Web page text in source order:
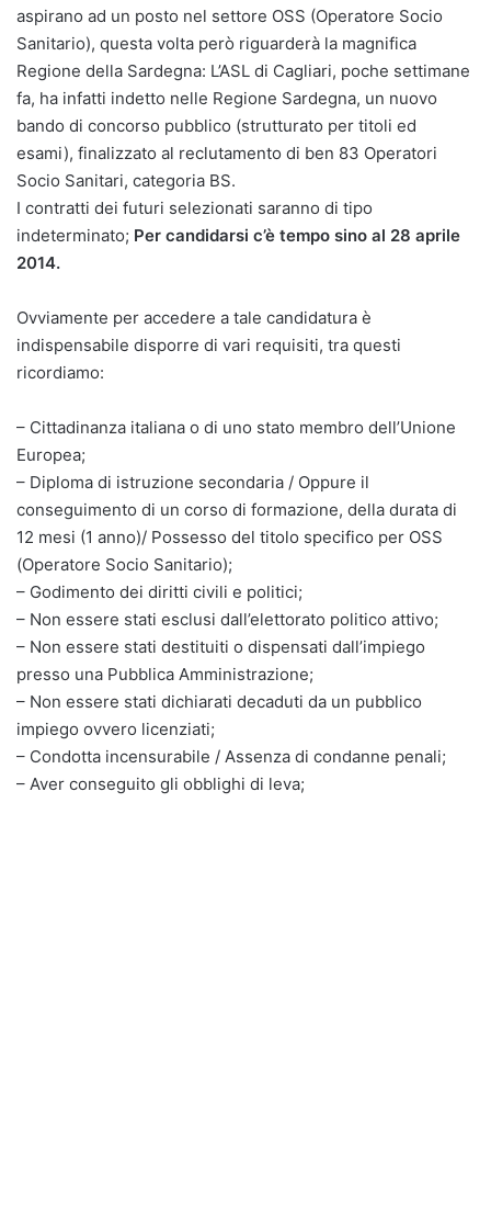
aspirano ad un posto nel settore OSS (Operatore Socio
Sanitario), questa volta però riguarderà la magnifica
Regione della Sardegna: L’ASL di Cagliari, poche settimane
fa, ha infatti indetto nelle Regione Sardegna, un nuovo
bando di concorso pubblico (strutturato per titoli ed
esami), finalizzato al reclutamento di ben 83 Operatori
Socio Sanitari, categoria BS.
I contratti dei futuri selezionati saranno di tipo
indeterminato; Per candidarsi c’è tempo sino al 28 aprile
2014.
Ovviamente per accedere a tale candidatura è
indispensabile disporre di vari requisiti, tra questi
ricordiamo:
– Cittadinanza italiana o di uno stato membro dell’Unione
Europea;
– Diploma di istruzione secondaria / Oppure il
conseguimento di un corso di formazione, della durata di
12 mesi (1 anno)/ Possesso del titolo specifico per OSS
(Operatore Socio Sanitario);
– Godimento dei diritti civili e politici;
– Non essere stati esclusi dall’elettorato politico attivo;
– Non essere stati destituiti o dispensati dall’impiego
presso una Pubblica Amministrazione;
– Non essere stati dichiarati decaduti da un pubblico
impiego ovvero licenziati;
– Condotta incensurabile / Assenza di condanne penali;
– Aver conseguito gli obblighi di leva;